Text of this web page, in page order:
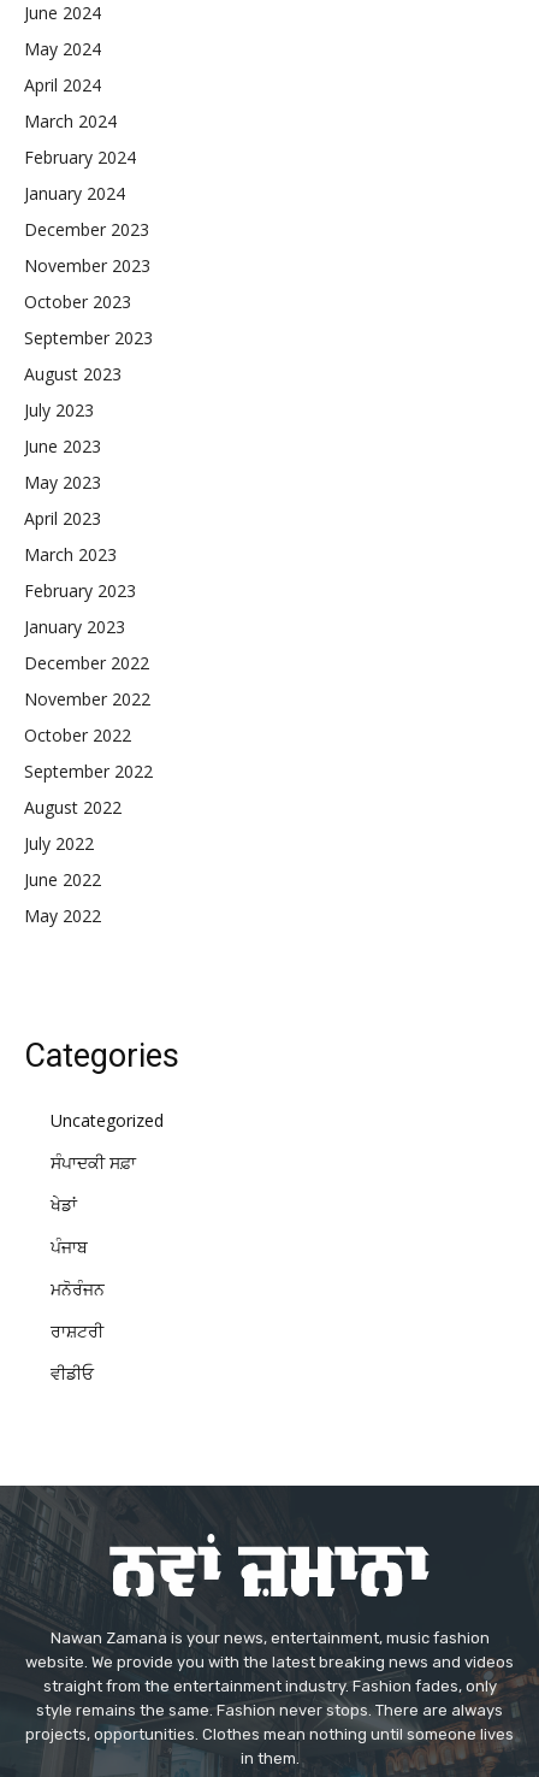
June 2024
May 2024
April 2024
March 2024
February 2024
January 2024
December 2023
November 2023
October 2023
September 2023
August 2023
July 2023
June 2023
May 2023
April 2023
March 2023
February 2023
January 2023
December 2022
November 2022
October 2022
September 2022
August 2022
July 2022
June 2022
May 2022
Categories
Uncategorized
ਸੰਪਾਦਕੀ ਸਫ਼ਾ
ਖੇਡਾਂ
ਪੰਜਾਬ
ਮਨੋਰੰਜਨ
ਰਾਸ਼ਟਰੀ
ਵੀਡੀਓ
Nawan Zamana is your news, entertainment, music fashion
website. We provide you with the latest breaking news and videos
straight from the entertainment industry. Fashion fades, only
style remains the same. Fashion never stops. There are always
projects, opportunities. Clothes mean nothing until someone lives
in them.